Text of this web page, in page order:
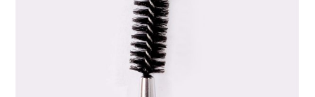
Book your appointment